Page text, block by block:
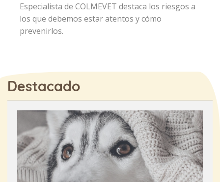
Especialista de COLMEVET destaca los riesgos a
los que debemos estar atentos y cómo
prevenirlos.
Destacado